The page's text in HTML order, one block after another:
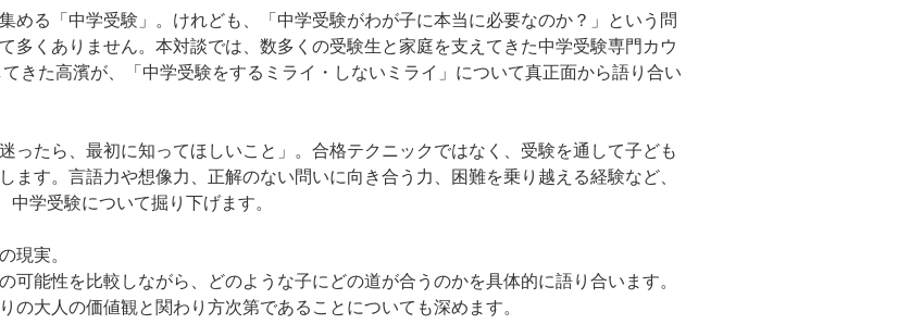
める「中学受験」。けれども、「中学受験がわが子に本当に必要なのか？」という問
多くありません。本対談では、数多くの受験生と家庭を支えてきた中学受験専門カウ
きた高濱が、「中学受験をするミライ・しないミライ」について真正面から語り合い
ったら、最初に知ってほしいこと」。合格テクニックではなく、受験を通して子ども
ます。言語力や想像力、正解のない問いに向き合う力、困難を乗り越える経験など、
学受験について掘り下げます。
現実。
可能性を比較しながら、どのような子にどの道が合うのかを具体的に語り合います。
の大人の価値観と関わり方次第であることについても深めます。